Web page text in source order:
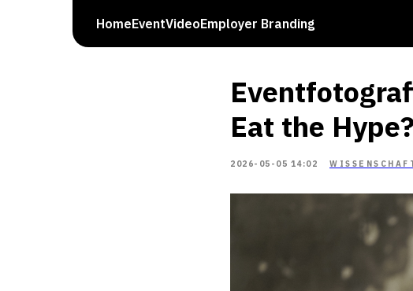
HomeEventVideoEmployer Branding
Eat the
2026-05-05 14:02